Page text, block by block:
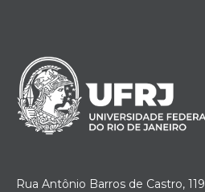
Rua Antônio Barros de Castro, 119